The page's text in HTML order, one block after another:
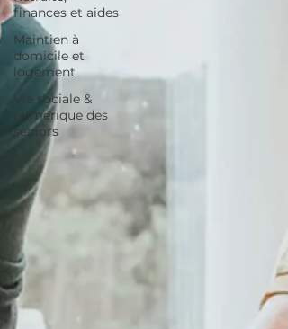
finances et aides
Maintien à
domicile et
logement
Vie sociale &
numérique des
seniors